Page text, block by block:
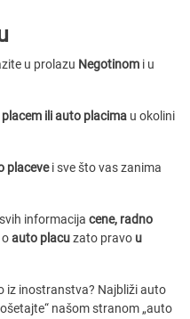
u prolazu Negotinom i u
ili auto placima u okolini
placevei sve što vas zanima
informacija cene, radno
oauto placuzato pravo u
iz inostranstva? Najbliži auto
našom stranom „auto